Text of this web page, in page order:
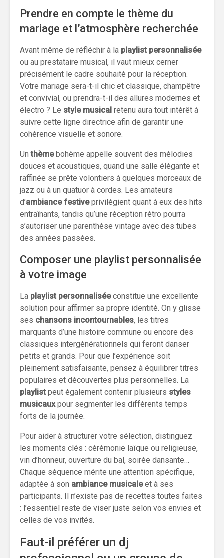
Prendre en compte le thème du
mariage et l’atmosphère recherchée
Avant même de réfléchir à la playlist personnalisée
ou au prestataire musical, il vaut mieux cerner
précisément le cadre souhaité pour la réception.
Votre mariage sera-t-il chic et classique, champêtre
et convivial, ou prendra-t-il des allures modernes et
électro ? Le style musical retenu aura tout intérêt à
suivre cette ligne directrice afin de garantir une
cohérence visuelle et sonore.
Unthèmebohème appelle souvent des mélodies
douces et acoustiques, quand une salle élégante et
raffinée se prête volontiers à quelques morceaux de
jazz ou à un quatuor à cordes. Les amateurs
d’ambiance festiveprivilégient quant à eux des hits
entraînants, tandis qu’une réception rétro pourra
s’autoriser une parenthèse vintage avec des tubes
des années passées.
Composer une playlist personnalisée
à votre image
La playlist personnaliséeconstitue une excellente
solution pour affirmer sa propre identité. On y glisse
ses chansons incontournables, les titres
marquants d’une histoire commune ou encore des
classiques intergénérationnels qui feront danser
petits et grands. Pour que l’expérience soit
pleinement satisfaisante, pensez à équilibrer titres
populaires et découvertes plus personnelles. La
playlist peut également contenir plusieurs styles
musicauxpour segmenter les différents temps
forts de la journée.
Pour aider à structurer votre sélection, distinguez
les moments clés : cérémonie laïque ou religieuse,
vin d’honneur, ouverture du bal, soirée dansante…
Chaque séquence mérite une attention spécifique,
adaptée à son ambiance musicaleet à ses
participants. Il n’existe pas de recettes toutes faites
: l’essentiel reste de viser juste selon vos envies et
celles de vos invités.
Faut-il préférer un dj